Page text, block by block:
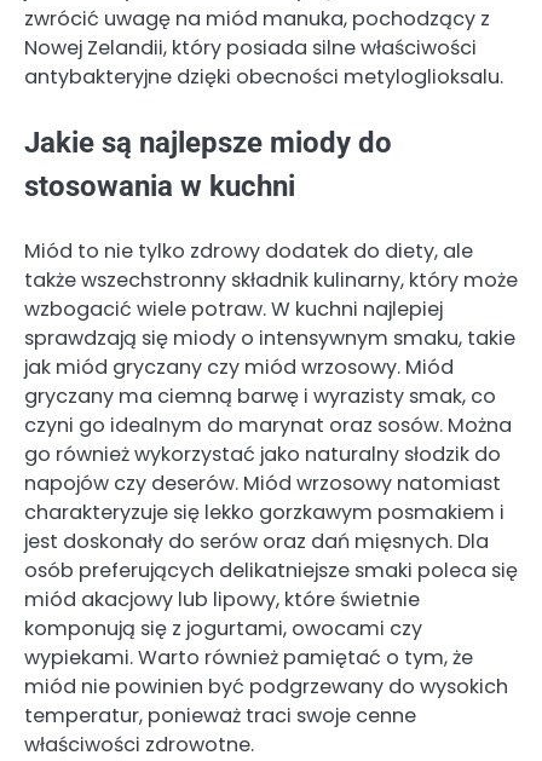
zwrócić uwagę na miód manuka, pochodzący z
Nowej Zelandii, który posiada silne właściwości
antybakteryjne dzięki obecności metyloglioksalu.
Jakie są najlepsze miody do
stosowania w kuchni
Miód to nie tylko zdrowy dodatek do diety, ale
także wszechstronny składnik kulinarny, który może
wzbogacić wiele potraw. W kuchni najlepiej
sprawdzają się miody o intensywnym smaku, takie
jak miód gryczany czy miód wrzosowy. Miód
gryczany ma ciemną barwę i wyrazisty smak, co
czyni go idealnym do marynat oraz sosów. Można
go również wykorzystać jako naturalny słodzik do
napojów czy deserów. Miód wrzosowy natomiast
charakteryzuje się lekko gorzkawym posmakiem i
jest doskonały do serów oraz dań mięsnych. Dla
osób preferujących delikatniejsze smaki poleca się
miód akacjowy lub lipowy, które świetnie
komponują się z jogurtami, owocami czy
wypiekami. Warto również pamiętać o tym, że
miód nie powinien być podgrzewany do wysokich
temperatur, ponieważ traci swoje cenne
właściwości zdrowotne.